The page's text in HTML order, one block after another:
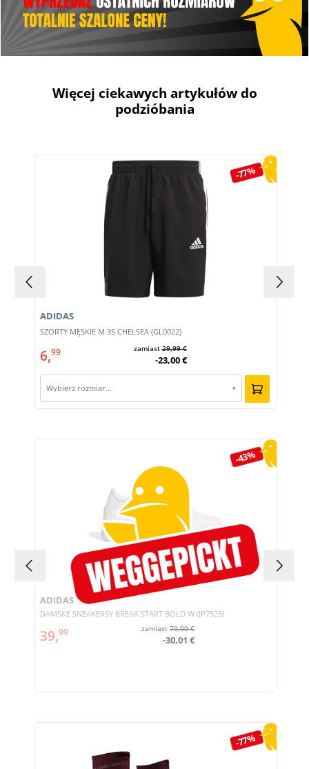
Więcej ciekawych artykułów do
podzióbania
Pomiń galerię produktów
-77%
SZORTY MĘSKIE M 3S CHELSEA (GL0022)
ADIDAS
6,99 zamiast29,99 €
-23,00 €
Wybierz rozmiar… ▾
-43%
DAMSKE SNEAKERSY BREAK START BOLD W (JP7525)
ADIDAS
39,99 zamiast70,00 €
-30,01 €
-77%